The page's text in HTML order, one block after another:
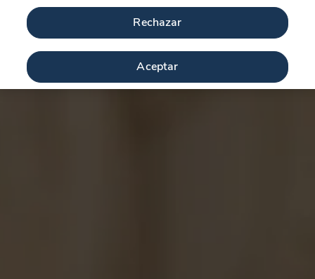
Rechazar
Aceptar